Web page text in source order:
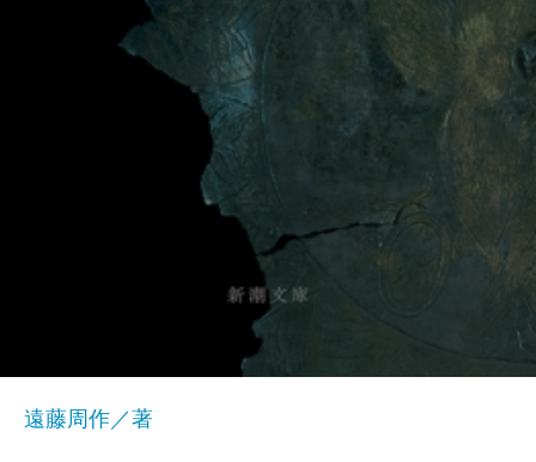
遠藤周作／著